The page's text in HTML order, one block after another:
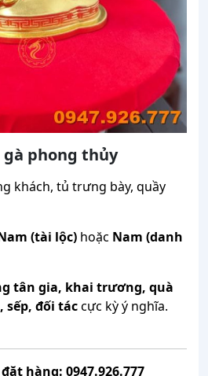
phong thủy
khách, tủ trưng bày, quầy
(tài lộc) hoặc Nam (danh
tân gia, khai trương, quà
sếp, đối táccực kỳ ý nghĩa.
hàng: 0947.926.777